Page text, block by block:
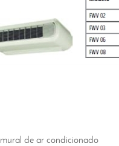
de ar condicionado